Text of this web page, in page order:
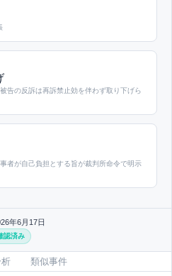
告の反訴は再訴禁止効を伴わず取り下げら
者が自己負担とする旨が裁判所命令で明示
年6月17日
認済み
類似事件